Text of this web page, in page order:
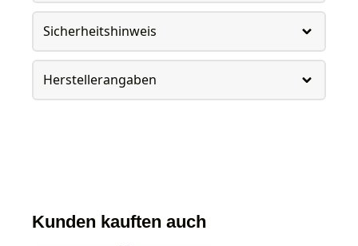
Sicherheitshinweis
Herstellerangaben
Kunden kauften auch